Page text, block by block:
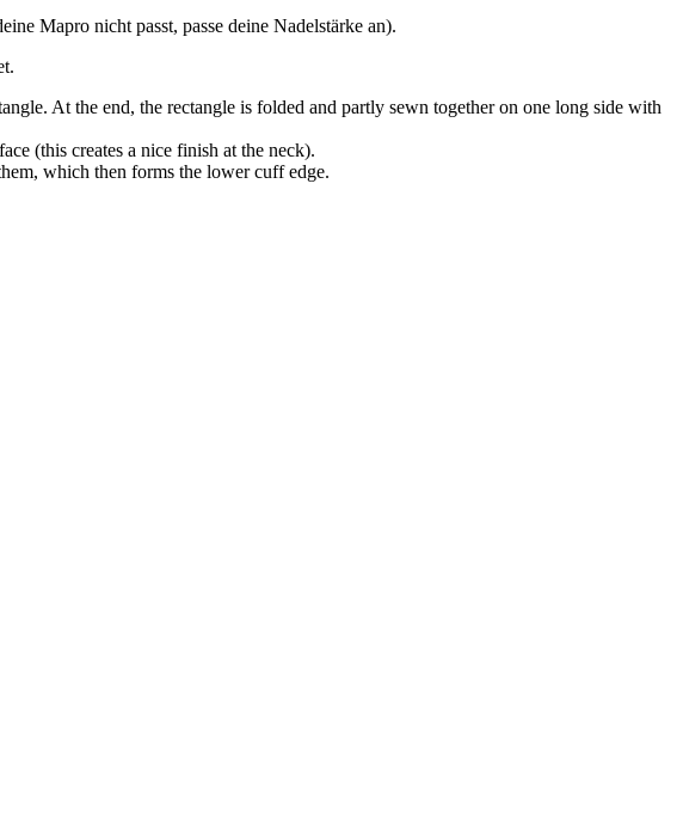
Mapro nicht passt, passe deine Nadelstärke an).
At the end, the rectangle is folded and partly sewn together on one long side with
(this creates a nice finish at the neck).
which then forms the lower cuff edge.